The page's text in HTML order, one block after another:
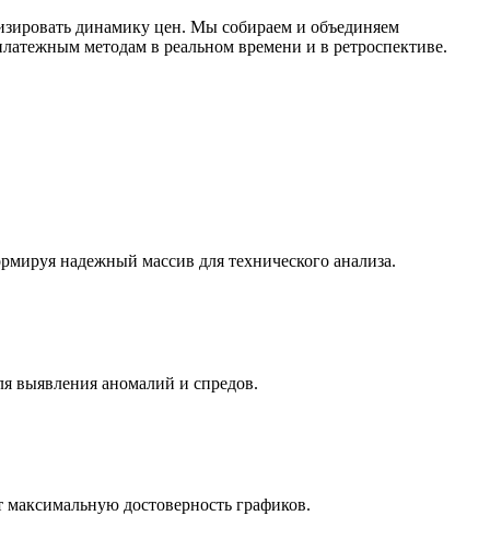
динамику цен. Мы собираем и объединяем
методам в реальном времени и в ретроспективе.
надежный массив для технического анализа.
выявления аномалий и спредов.
достоверность графиков.